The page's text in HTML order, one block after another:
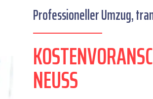
Professioneller Umzug,
NEUSS